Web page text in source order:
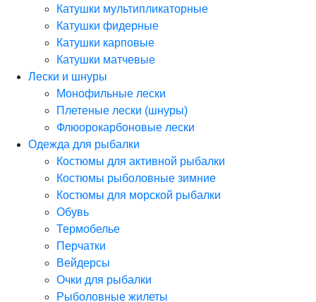
Катушки мультипликаторные
Катушки фидерные
Катушки карповые
Катушки матчевые
Лески и шнуры
Монофильные лески
Плетеные лески (шнуры)
Флюорокарбоновые лески
Одежда для рыбалки
Костюмы для активной рыбалки
Костюмы рыболовные зимние
Костюмы для морской рыбалки
Обувь
Термобелье
Перчатки
Вейдерсы
Очки для рыбалки
Рыболовные жилеты